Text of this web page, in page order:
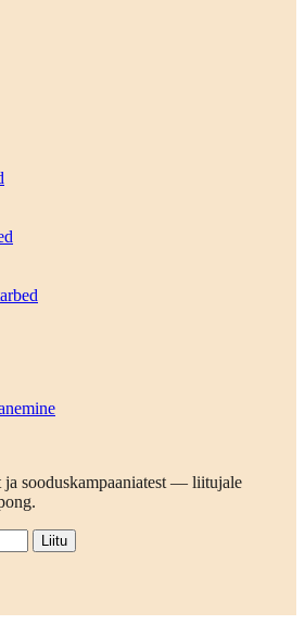
ja sooduskampaaniatest — liitujale
Liitu